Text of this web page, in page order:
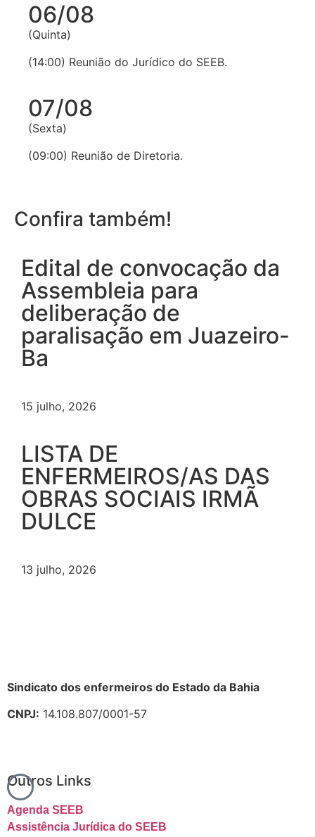
06/08
(Quinta)
(14:00) Reunião do Jurídico do SEEB.
07/08
(Sexta)
(09:00) Reunião de Diretoria.
Confira também!
Edital de convocação da
Assembleia para
deliberação de
paralisação em Juazeiro-
Ba
15 julho, 2026
LISTA DE
ENFERMEIROS/AS DAS
OBRAS SOCIAIS IRMÃ
DULCE
13 julho, 2026
Sindicato dos enfermeiros do Estado da Bahia
CNPJ: 14.108.807/0001-57
Outros Links
Agenda SEEB
Assistência Jurídica do SEEB